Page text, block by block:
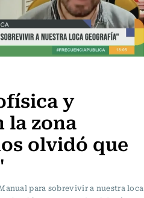
y
la zona
olvidó que
para sobrevivir a nuestra loca